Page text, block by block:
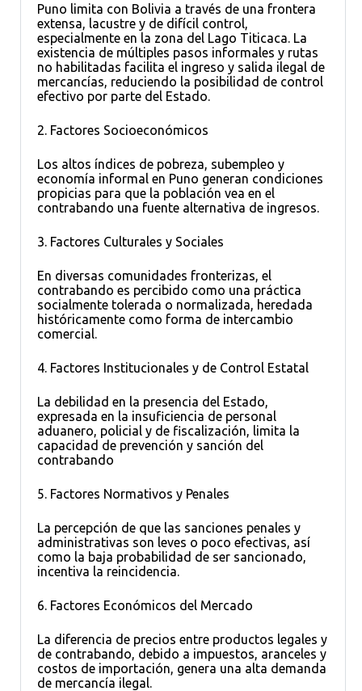
Puno limita con Bolivia a través de una frontera
extensa, lacustre y de difícil control,
especialmente en la zona del Lago Titicaca. La
existencia de múltiples pasos informales y rutas
no habilitadas facilita el ingreso y salida ilegal de
mercancías, reduciendo la posibilidad de control
efectivo por parte del Estado.
2. Factores Socioeconómicos
Los altos índices de pobreza, subempleo y
economía informal en Puno generan condiciones
propicias para que la población vea en el
contrabando una fuente alternativa de ingresos.
3. Factores Culturales y Sociales
En diversas comunidades fronterizas, el
contrabando es percibido como una práctica
socialmente tolerada o normalizada, heredada
históricamente como forma de intercambio
comercial.
4. Factores Institucionales y de Control Estatal
La debilidad en la presencia del Estado,
expresada en la insuficiencia de personal
aduanero, policial y de fiscalización, limita la
capacidad de prevención y sanción del
contrabando
5. Factores Normativos y Penales
La percepción de que las sanciones penales y
administrativas son leves o poco efectivas, así
como la baja probabilidad de ser sancionado,
incentiva la reincidencia.
6. Factores Económicos del Mercado
La diferencia de precios entre productos legales y
de contrabando, debido a impuestos, aranceles y
costos de importación, genera una alta demanda
de mercancía ilegal.